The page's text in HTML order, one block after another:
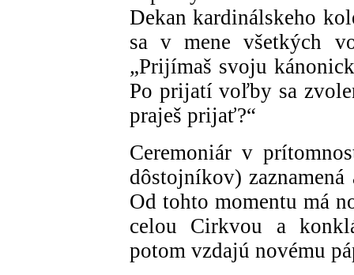
Dekan kardinálskeho
sa v mene všetkých
„Prijímaš svoju
Po prijatí voľby sa
praješ prijať?“
Ceremoniár v
dôstojníkov)
Od tohto momentu má
celou Cirkvou a
potom vzdajú novému